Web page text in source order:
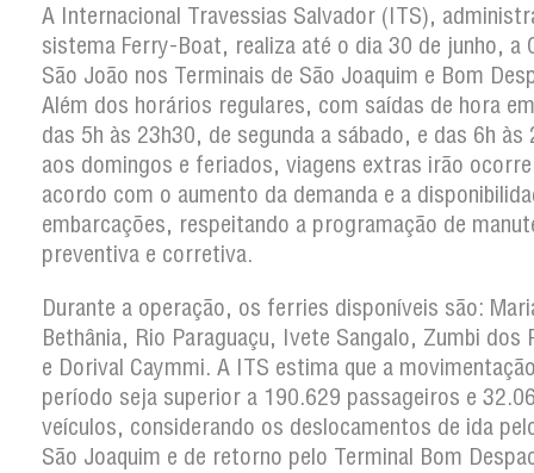
A Internacional Travessias Salvador (ITS),
sistema Ferry-Boat, realiza até o dia 30 de junho, a
São João nos Terminais de São Joaquim e Bom
Além dos horários regulares, com saídas de hora
das 5h às 23h30, de segunda a sábado, e das 6h às
aos domingos e feriados, viagens extras irão
acordo com o aumento da demanda e a
embarcações, respeitando a programação de
preventiva e corretiva.
Durante a operação, os ferries disponíveis são:
Bethânia, Rio Paraguaçu, Ivete Sangalo, Zumbi dos
e Dorival Caymmi. A ITS estima que a
período seja superior a 190.629 passageiros e
veículos, considerando os deslocamentos de ida
São Joaquim e de retorno pelo Terminal Bom